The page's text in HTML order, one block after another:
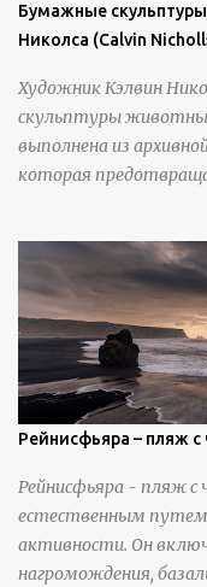
Бумажные
Николса (Calvin
Художник Кэлвин
скульптуры
выполнена из
которая
инструменты для
вылепить каждую
https://
Рейнисфьяра – пляж
Рейнисфьяра - пляж с
естественным путем
активности. Он
нагромождения,